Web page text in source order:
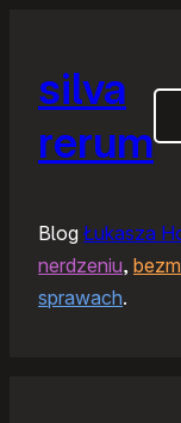
silva
rerum
Blog Łukasza
nerdzeniu,
sprawach.